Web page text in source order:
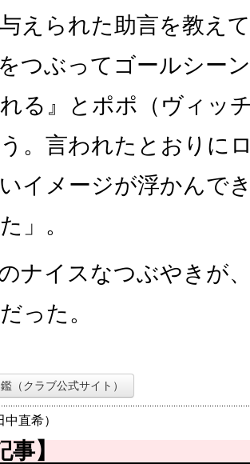
えられた助言を教え
つぶってゴールシー
る』とポポ（ヴィッ
。言われたとおりに
イメージが浮かんで
」。
ナイスなつぶやきが
った。
（クラブ公式サイト）
中直希）
事】